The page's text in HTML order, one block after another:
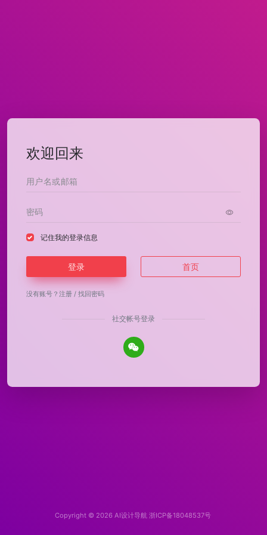
欢迎回来
记住我的登录信息
登录 首页
没有账号？ 注册 / 找回密码
社交帐号登录
Copyright © 2026 AI设计导航 浙ICP备18048537号